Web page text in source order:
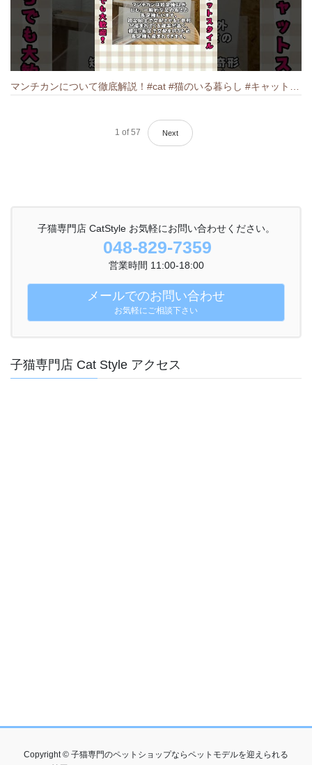
マンチカンについて徹底解説！#cat #猫のいる暮らし #キャット #ねこ #ペットショップ #munchkin #マンチカン
1 of 57 Next
子猫専門店 CatStyle お気軽にお問い合わせください。
048-829-7359
営業時間 11:00-18:00
メールでのお問い合わせ
お気軽にご相談下さい
子猫専門店 Cat Style アクセス
Copyright © 子猫専門のペットショップならペットモデルを迎えられる